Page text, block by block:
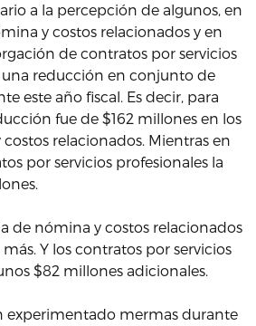
a la percepción de algunos, en
y costos relacionados y en
de contratos por servicios
reducción en conjunto de
este año fiscal. Es decir, para
fue de $162 millones en los
relacionados. Mientras en
por servicios profesionales la
de nómina y costos relacionados
Y los contratos por servicios
$82 millones adicionales.
experimentado mermas durante